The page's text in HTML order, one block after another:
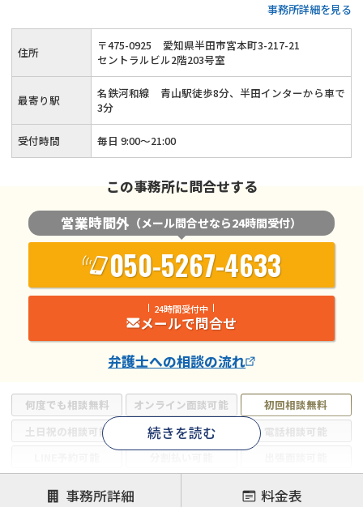
日18時以降や、土日祝日のご相談にも対応可能です。プライ
バシーを守る完全個室を完備しています。どうぞお気軽にご相
談ください。
事務所詳細を見る
何度でも相談無料 オンライン面談可能
初回相談無料
土日祝の相談可能
19時以降電話可能
電話相談可能
続きを読む
住所 〒475-0925
愛知県半田市宮本町3-217-21
セントラルビル2階203号室
最寄り駅
名鉄河和線 青山駅徒歩8分、半田インターから車で
3分
受付時間 毎日 9:00～21:00
この事務所に問合せする
営業時間外 （メール問合せなら24時間受付）
050-5267-4633
24時間受付中
メールで問合せ
弁護士への相談の流れ
事務所詳細 料金表